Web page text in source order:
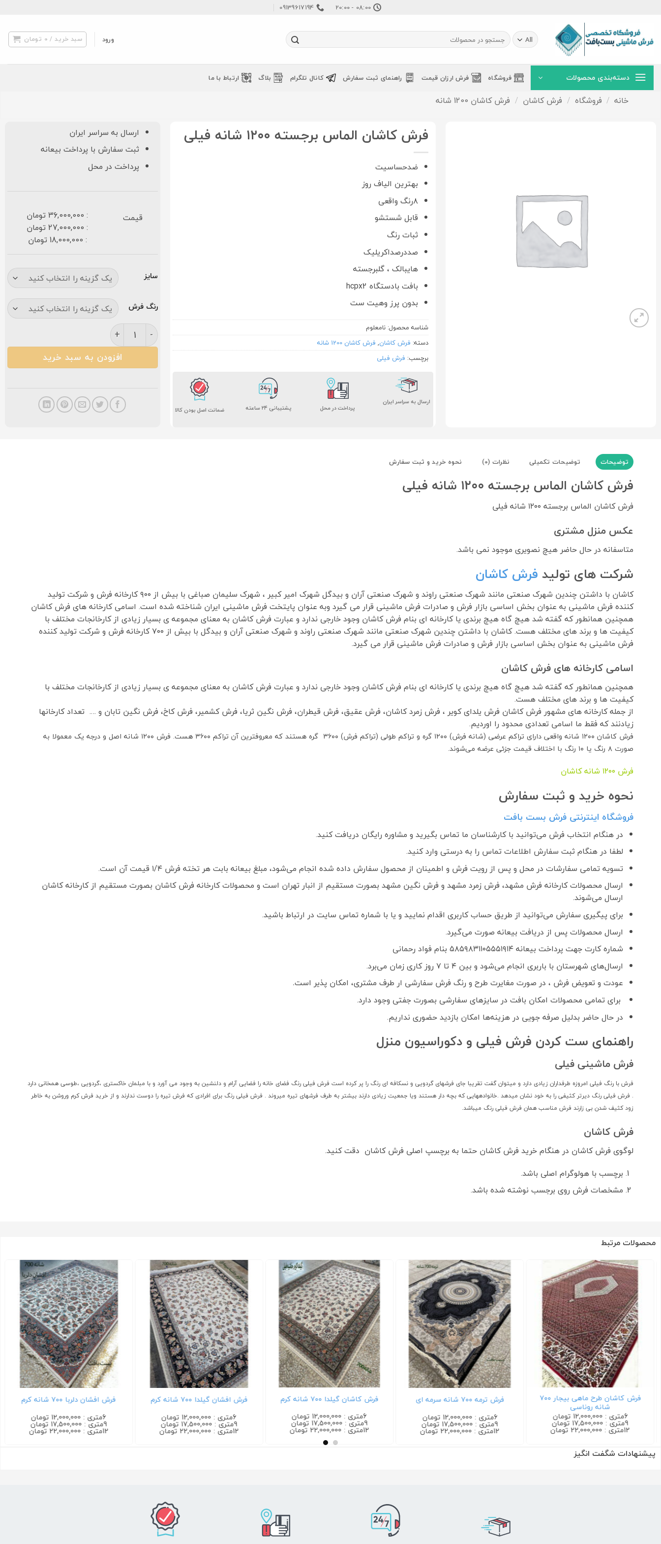
content
08:00 - 20:00
09139617194
جستجو
برای:
ورود سبد خرید / 0 تومان
دسته‌بندی محصولات فروشگاه فرش ارزان قیمت راهنمای ثبت سفارش کانال تلگرام بلاگ ارتباط با ما
خانه / فروشگاه / فرش کاشان / فرش کاشان 1200 شانه
فرش کاشان الماس برجسته ۱۲۰۰ شانه فیلی
ضدحساسیت
بهترین الیاف روز
۸رنگ واقعی
قابل شستشو
ثبات رنگ
صددرصداکریلیک
هایبالک ، گلبرجسته
بافت بادستگاه hcpx2
بدون پرز وهیت ست
شناسه محصول: نامعلوم
دسته: فرش کاشان, فرش کاشان 1200 شانه
برچسب: فرش فیلی
ارسال به سراسر ایران
پرداخت در محل پشتیبانی ۲۴ ساعته ضمانت اصل بودن کالا
ارسال به سراسر ایران
ثبت سفارش با پرداخت بیعانه
پرداخت در محل
قیمت
: 36,000,000 تومان
: 27,000,000 تومان
: 18,000,000 تومان
سایز
رنگ فرش
فرش کاشان الماس برجسته ۱۲۰۰ شانه فیلی عدد
افزودن به سبد خرید
توضیحات توضیحات تکمیلی نظرات (0) نحوه خرید و ثبت سفارش
فرش کاشان الماس برجسته ۱۲۰۰ شانه فیلی
فرش کاشان الماس برجسته ۱۲۰۰ شانه فیلی
عکس منزل مشتری
متاسفانه در حال حاضر هیچ نصویری موجود نمی باشد.
شرکت های تولید فرش کاشان
کاشان با داشتن چندین شهرک صنعتی مانند شهرک صنعتی راوند و شهرک صنعتی آران و بیدگل شهرک امیر کبیر ، شهرک سلیمان صباغی با بیش از ۹۰۰ کارخانه فرش و شرکت تولید
کننده فرش ماشینی به عنوان بخش اساسی بازار فرش و صادرات فرش ماشینی قرار می گیرد وبه عنوان پایتخت فرش ماشینی ایران شناخته شده است. اسامی کارخانه های فرش کاشان
همچنین همانطور که گفته شد هیچ گاه هیچ برندی یا کارخانه ای بنام فرش کاشان وجود خارجی ندارد و عبارت فرش کاشان به معنای مجموعه ی بسیار زیادی از کارخانجات مختلف با
کیفیت ها و برند های مختلف هست. کاشان با داشتن چندین شهرک صنعتی مانند شهرک صنعتی راوند و شهرک صنعتی آران و بیدگل با بیش از ۷۰۰ کارخانه فرش و شرکت تولید کننده
فرش ماشینی به عنوان بخش اساسی بازار فرش و صادرات فرش ماشینی قرار می گیرد.
اسامی کارخانه های فرش کاشان
همچنین همانطور که گفته شد هیچ گاه هیچ برندی یا کارخانه ای بنام فرش کاشان وجود خارجی ندارد و عبارت فرش کاشان به معنای مجموعه ی بسیار زیادی از کارخانجات مختلف با
کیفیت ها و برند های مختلف هست.
از جمله کارخانه های مشهور فرش کاشان فرش یلدای کویر ، فرش زمرد کاشان، فرش عقیق، فرش قیطران، فرش نگین ثریا، فرش کشمیر، فرش کاخ، فرش نگین تابان و …. تعداد کارخانها
زیادنند که فقط ما اسامی تعدادی محدود را اوردیم.
فرش کاشان ۱۲۰۰ شانه واقعی دارای تراکم عرضی (شانه فرش) ۱۲۰۰ گره و تراکم طولی (تراکم فرش) ۳۶۰۰ گره هستند که معروفترین آن تراکم ۳۶۰۰ هست. فرش ۱۲۰۰ شانه اصل و درجه یک معمولا به
صورت ۸ رنگ یا ۱۰ رنگ با اختلاف قیمت جزئی عرضه می‌شوند.
فرش ١٢٠٠ شانه کاشان
نحوه خرید و ثبت سفارش
فروشگاه اینترنتی فرش بست بافت
در هنگام انتخاب فرش می‌توانید با کارشناسان ما تماس بگیرید و مشاوره رایگان دریافت کنید.
لطفا در هنگام ثبت سفارش اطلاعات تماس را به درستی وارد کنید.
تسویه تمامی سفارشات در محل و پس از رویت فرش و اطمینان از محصول سفارش داده شده انجام می‌شود، مبلغ بیعانه بابت هر تخته فرش ۱/۴ قیمت آن است.
ارسال محصولات کارخانه فرش مشهد، فرش زمرد مشهد و فرش نگین مشهد بصورت مستقیم از انبار تهران است و محصولات کارخانه فرش کاشان بصورت مستقیم از کارخانه کاشان
ارسال می‌شوند.
برای پیگیری سفارش می‌توانید از طریق حساب کاربری اقدام نمایید و یا با شماره تماس سایت در ارتباط باشید.
ارسال محصولات پس از دریافت بیعانه صورت می‌گیرد.
شماره کارت جهت پرداخت بیعانه ۵۸۵۹۸۳۱۱۰۵۵۵۱۹۱۴ بنام فواد رحمانی
ارسال‌های شهرستان با باربری انجام می‌شود و بین ۴ تا ۷ روز کاری زمان می‌برد.
عودت و تعویض فرش ، در صورت مغایرت طرح و رنگ فرش سفارشی ار طرف مشتری، امکان پذیر است.
برای تمامی محصولات امکان بافت در سایزهای سفارشی بصورت جفتی وجود دارد.
در حال حاضر بدلیل صرفه جویی در هزینه‌ها امکان بازدید حضوری نداریم.
راهنمای ست کردن فرش فیلی و دکوراسیون منزل
فرش ماشینی فیلی
فرش با رنگ فیلی امروزه طرفداران زیادی دارد و میتوان گفت تقریبا جای فرشهای گردویی و نسکافه ای رنگ را پر کرده است فرش فیلی رنگ فضای خانه را فضایی آرام و دلنشین به وجود می آورد و با مبلمان خاکستری ،گردویی ،طوسی همخانی دارد
. فرش فیلی رنگ دیرتر کثیفی را به خود نشان میدهد .خانوادههایی که بچه دار هستند ویا جمعیت زیادی دارند بیشتر به طرف فرشهای تیره میروند . فرش فیلی رنگ برای افرادی که فرش تیره را دوست ندارند و از خرید فرش کرم وروشن به خاطر
زود کثیف شدن بی زارند فرش مناسب همان فرش فیلی رنگ میباشد.
فرش کاشان
لوگوی فرش کاشان در هنگام خرید فرش کاشان حتما به برچسپ اصلی فرش کاشان دقت کنید.
برچسب با هولوگرام اصلی باشد.
مشخصات فرش روی برجسب نوشته شده باشد.
محصولات مرتبط
فرش کاشان طرح ماهی بیجار ۷۰۰
شانه روناسی
6متری : 12,000,000 تومان
9متری : 17,500,000 تومان
12متری : 22,000,000 تومان
فرش ترمه ۷۰۰ شانه سرمه ای
6متری : 12,000,000 تومان
9متری : 17,500,000 تومان
12متری : 22,000,000 تومان
فرش کاشان گیلدا ۷۰۰ شانه کرم
6متری : 12,000,000 تومان
9متری : 17,500,000 تومان
12متری : 22,000,000 تومان
فرش افشان گیلدا ۷۰۰ شانه کرم
6متری : 12,000,000 تومان
9متری : 17,500,000 تومان
12متری : 22,000,000 تومان
فرش افشان دلربا ۷۰۰ شانه کرم
6متری : 12,000,000 تومان
9متری : 17,500,000 تومان
12متری : 22,000,000 تومان
پیشنهادات شگفت انگیز